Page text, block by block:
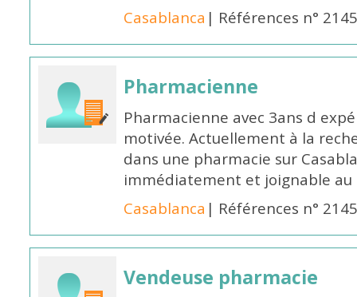
Casablanca | Références n°
Pharmacienne
Pharmacienne avec 3ans d
motivée. Actuellement à la
dans une pharmacie sur
immédiatement et joignable au
Casablanca | Références n°
Vendeuse pharmacie